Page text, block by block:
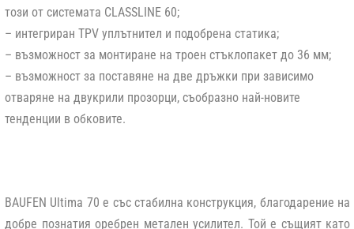
този от системата CLASSLINE 60;
– интегриран TPV уплътнител и подобрена статика;
– възможност за монтиране на троен стъклопакет до 36 мм;
– възможност за поставяне на две дръжки при зависимо
отваряне на двукрили прозорци, съобразно най-новите
тенденции в обковите.
BAUFEN Ultima 70 е със стабилна конструкция, благодарение на
добре познатия оребрен метален усилител. Той е същият като